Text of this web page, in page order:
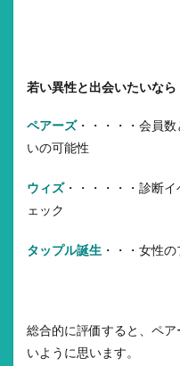
若い異性と出会いたいなら
ペアーズ ・・・・・会員
いの可能性
ウィズ ・・・・・・診断
ェック
タップル誕生 ・・・女性
総合的に評価すると、ペ
いように思います。